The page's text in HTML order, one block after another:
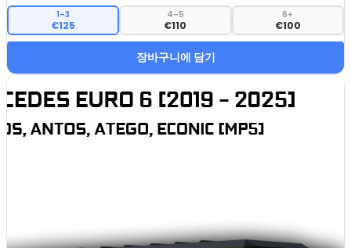
1–3
€125
4–5
€110
6+
€100
장바구니에 담기